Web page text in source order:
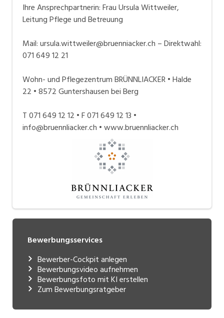
Ihre Ansprechpartnerin: Frau Ursula Wittweiler,
Leitung Pflege und Betreuung
Mail: ursula.wittweiler@bruenniacker.ch – Direktwahl:
071 649 12 21
Wohn- und Pflegezentrum BRÜNNLIACKER • Halde
22 • 8572 Guntershausen bei Berg
T 071 649 12 12 • F 071 649 12 13 •
info@bruennliacker.ch • www.bruennliacker.ch
Bewerbungsservices
Bewerber-Cockpit anlegen
Bewerbungsvideo aufnehmen
Bewerbungsfoto mit KI erstellen
Zum Bewerbungsratgeber